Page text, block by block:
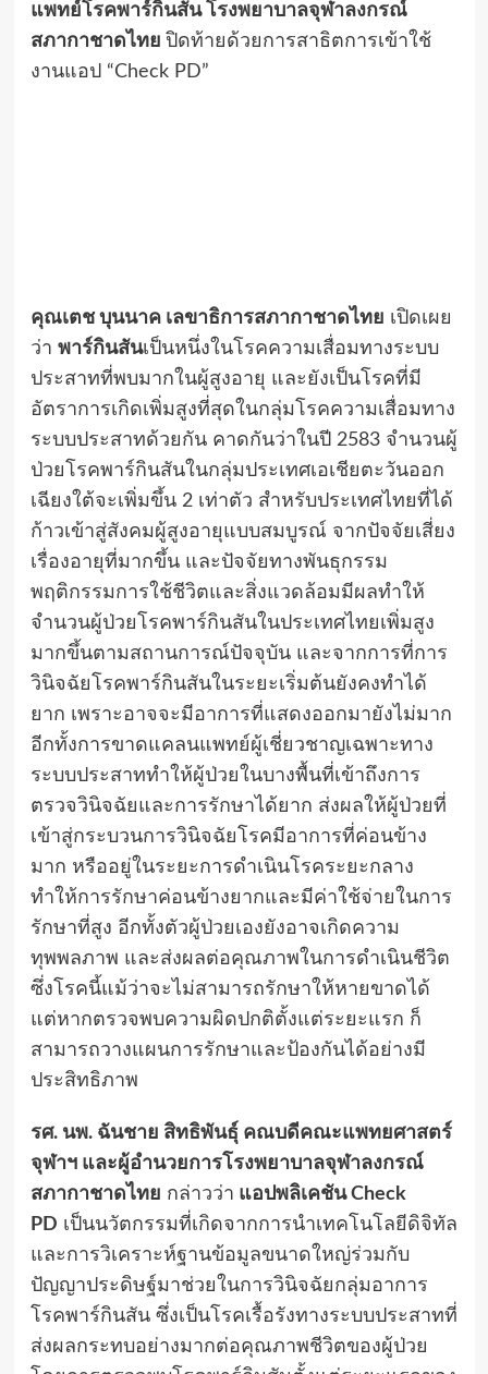
แพทย์โรคพาร์กินสัน โรงพยาบาลจุฬาลงกรณ์
สภากาชาดไทย ปิดท้ายด้วยการสาธิตการเข้าใช้
งานแอป “Check PD”
คุณเตช บุนนาค เลขาธิการสภากาชาดไทย เปิดเผย
ว่า พาร์กินสันเป็นหนึ่งในโรคความเสื่อมทางระบบ
ประสาทที่พบมากในผู้สูงอายุ และยังเป็นโรคที่มี
อัตราการเกิดเพิ่มสูงที่สุดในกลุ่มโรคความเสื่อมทาง
ระบบประสาทด้วยกัน คาดกันว่าในปี 2583 จำนวนผู้
ป่วยโรคพาร์กินสันในกลุ่มประเทศเอเชียตะวันออก
เฉียงใต้จะเพิ่มขึ้น 2 เท่าตัว สำหรับประเทศไทยที่ได้
ก้าวเข้าสู่สังคมผู้สูงอายุแบบสมบูรณ์ จากปัจจัยเสี่ยง
เรื่องอายุที่มากขึ้น และปัจจัยทางพันธุกรรม
พฤติกรรมการใช้ชีวิตและสิ่งแวดล้อมมีผลทำให้
จำนวนผู้ป่วยโรคพาร์กินสันในประเทศไทยเพิ่มสูง
มากขึ้นตามสถานการณ์ปัจจุบัน และจากการที่การ
วินิจฉัยโรคพาร์กินสันในระยะเริ่มต้นยังคงทำได้
ยาก เพราะอาจจะมีอาการที่แสดงออกมายังไม่มาก
อีกทั้งการขาดแคลนแพทย์ผู้เชี่ยวชาญเฉพาะทาง
ระบบประสาททำให้ผู้ป่วยในบางพื้นที่เข้าถึงการ
ตรวจวินิจฉัยและการรักษาได้ยาก ส่งผลให้ผู้ป่วยที่
เข้าสู่กระบวนการวินิจฉัยโรคมีอาการที่ค่อนข้าง
มาก หรืออยู่ในระยะการดำเนินโรคระยะกลาง
ทำให้การรักษาค่อนข้างยากและมีค่าใช้จ่ายในการ
รักษาที่สูง อีกทั้งตัวผู้ป่วยเองยังอาจเกิดความ
ทุพพลภาพ และส่งผลต่อคุณภาพในการดำเนินชีวิต
ซึ่งโรคนี้แม้ว่าจะไม่สามารถรักษาให้หายขาดได้
แต่หากตรวจพบความผิดปกติตั้งแต่ระยะแรก ก็
สามารถวางแผนการรักษาและป้องกันได้อย่างมี
ประสิทธิภาพ
รศ. นพ. ฉันชาย สิทธิพันธุ์ คณบดีคณะแพทยศาสตร์
จุฬาฯ และผู้อำนวยการโรงพยาบาลจุฬาลงกรณ์
สภากาชาดไทย กล่าวว่า แอปพลิเคชันCheck
PD เป็นนวัตกรรมที่เกิดจากการนำเทคโนโลยีดิจิทัล
และการวิเคราะห์ฐานข้อมูลขนาดใหญ่ร่วมกับ
ปัญญาประดิษฐ์มาช่วยในการวินิจฉัยกลุ่มอาการ
โรคพาร์กินสัน ซึ่งเป็นโรคเรื้อรังทางระบบประสาทที่
ส่งผลกระทบอย่างมากต่อคุณภาพชีวิตของผู้ป่วย